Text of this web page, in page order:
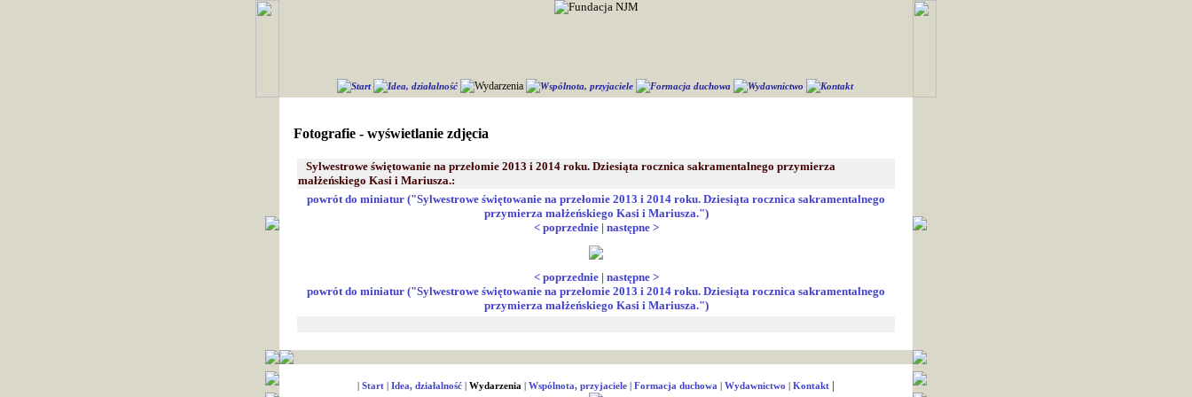
Start Idea, działalność Wydarzenia Wspólnota, przyjaciele Formacja duchowa Wydawnictwo Kontakt
Fotografie - wyświetlanie zdjęcia
Sylwestrowe świętowanie na przełomie 2013 i 2014 roku. Dziesiąta rocznica sakramentalnego przymierza
małżeńskiego Kasi i Mariusza.:
powrót do miniatur ("Sylwestrowe świętowanie na przełomie 2013 i 2014 roku. Dziesiąta rocznica sakramentalnego
przymierza małżeńskiego Kasi i Mariusza.")
< poprzednie | następne >
< poprzednie | następne >
powrót do miniatur ("Sylwestrowe świętowanie na przełomie 2013 i 2014 roku. Dziesiąta rocznica sakramentalnego
przymierza małżeńskiego Kasi i Mariusza.")
| Start | Idea, działalność | Wydarzenia | Wspólnota, przyjaciele | Formacja duchowa | Wydawnictwo | Kontakt |